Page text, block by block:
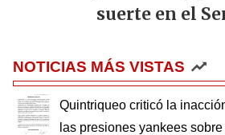
suerte en el
NOTICIAS MÁS VISTAS
Quintriqueo criticó la
las presiones yankees